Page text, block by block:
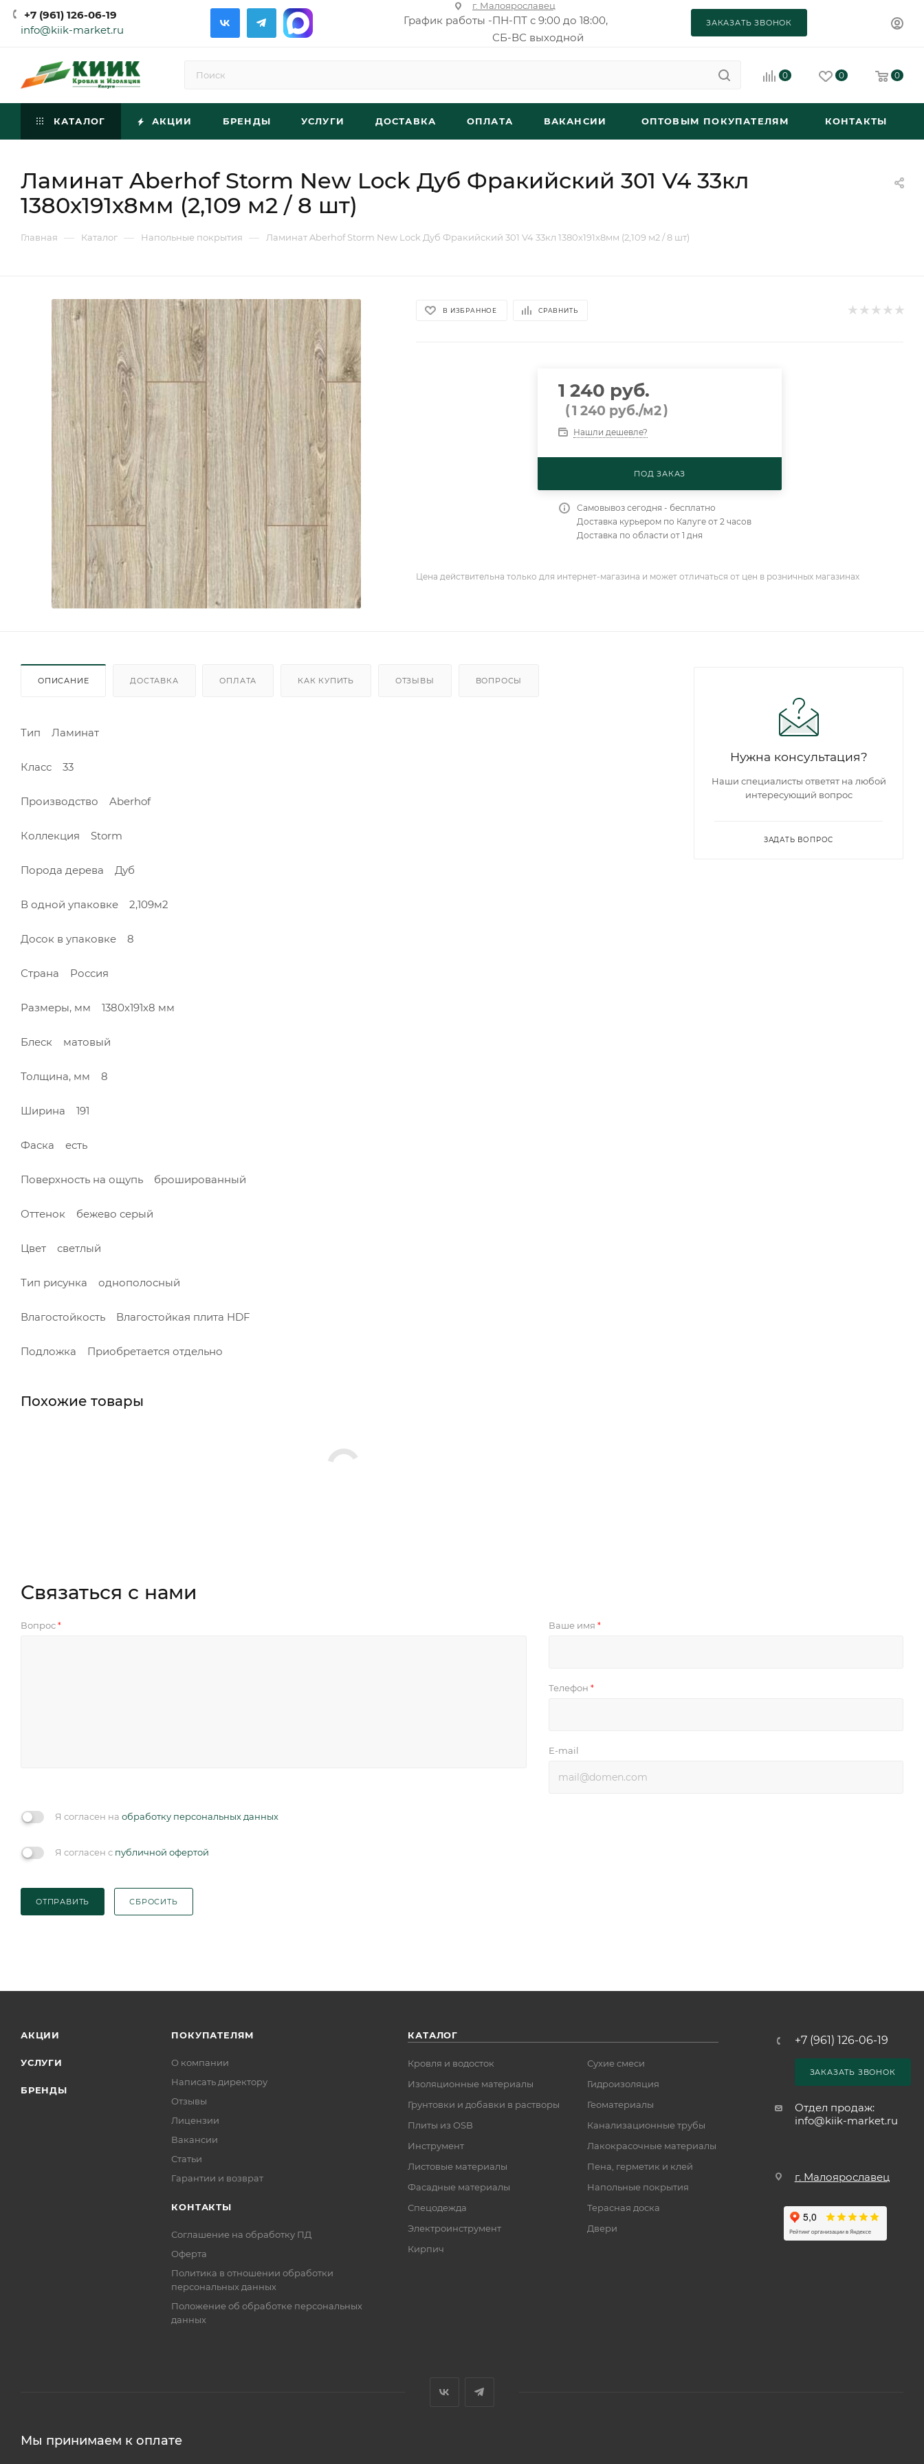
+7 (961) 126-06-19
info@kiik-market.ru
г. Малоярославец
График работы -ПН-ПТ с 9:00 до 18:00,
СБ-ВС выходной
ЗАКАЗАТЬ ЗВОНОК
0 0 0
КАТАЛОГ АКЦИИ БРЕНДЫ УСЛУГИ ДОСТАВКА ОПЛАТА ВАКАНСИИ ОПТОВЫМ ПОКУПАТЕЛЯМ КОНТАКТЫ
Ламинат Aberhof Storm New Lock Дуб Фракийский 301 V4 33кл
1380х191х8мм (2,109 м2 / 8 шт)
Главная — Каталог — Напольные покрытия — Ламинат Aberhof Storm New Lock Дуб Фракийский 301 V4 33кл 1380х191х8мм (2,109 м2 / 8 шт)
В ИЗБРАННОЕ СРАВНИТЬ
1 240 руб.
(1 240 руб./м2)
Нашли дешевле?
ПОД ЗАКАЗ
Самовывоз сегодня - бесплатно
Доставка курьером по Калуге от 2 часов
Доставка по области от 1 дня
Цена действительна только для интернет-магазина и может отличаться от цен в розничных магазинах
ОПИСАНИЕ ДОСТАВКА ОПЛАТА КАК КУПИТЬ ОТЗЫВЫ ВОПРОСЫ
Тип Ламинат
Класс 33
Производство Aberhof
Коллекция Storm
Порода дерева Дуб
В одной упаковке 2,109м2
Досок в упаковке 8
Страна Россия
Размеры, мм 1380х191х8 мм
Блеск матовый
Толщина, мм 8
Ширина 191
Фаска есть
Поверхность на ощупь брошированный
Оттенок бежево серый
Цвет светлый
Тип рисунка однополосный
Влагостойкость Влагостойкая плита HDF
Подложка Приобретается отдельно
Похожие товары
Нужна консультация?
Наши специалисты ответят на любой
интересующий вопрос
ЗАДАТЬ ВОПРОС
Связаться с нами
Вопрос * Ваше имя *
Телефон *
E-mail
Я согласен на обработку персональных данных
Я согласен с публичной офертой
ОТПРАВИТЬ СБРОСИТЬ
АКЦИИ
УСЛУГИ
БРЕНДЫ
ПОКУПАТЕЛЯМ
О компании
Написать директору
Отзывы
Лицензии
Вакансии
Статьи
Гарантии и возврат
КОНТАКТЫ
Соглашение на обработку ПД
Оферта
Политика в отношении обработки
персональных данных
Положение об обработке персональных
данных
КАТАЛОГ
Кровля и водосток
Сухие смеси
Изоляционные материалы
Гидроизоляция
Грунтовки и добавки в растворы
Геоматериалы
Плиты из OSB
Канализационные трубы
Инструмент
Лакокрасочные материалы
Листовые материалы
Пена, герметик и клей
Фасадные материалы
Напольные покрытия
Спецодежда
Терасная доска
Электроинструмент
Двери
Кирпич
+7 (961) 126-06-19
ЗАКАЗАТЬ ЗВОНОК
Отдел продаж:
info@kiik-market.ru
г. Малоярославец
Мы принимаем к оплате